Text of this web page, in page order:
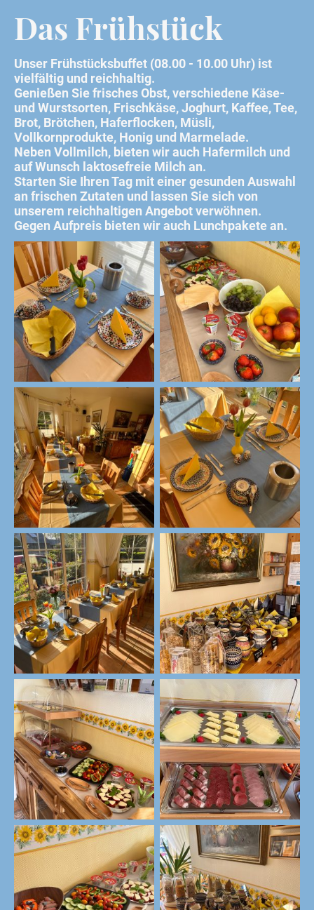
Das Frühstück
Unser Frühstücksbuffet (08.00 - 10.00 Uhr) ist
vielfältig und reichhaltig.
Genießen Sie frisches Obst, verschiedene Käse-
und Wurstsorten, Frischkäse, Joghurt, Kaffee, Tee,
Brot, Brötchen, Haferflocken, Müsli,
Vollkornprodukte, Honig und Marmelade.
Neben Vollmilch, bieten wir auch Hafermilch und
auf Wunsch laktosefreie Milch an.
Starten Sie Ihren Tag mit einer gesunden Auswahl
an frischen Zutaten und lassen Sie sich von
unserem reichhaltigen Angebot verwöhnen.
Gegen Aufpreis bieten wir auch Lunchpakete an.